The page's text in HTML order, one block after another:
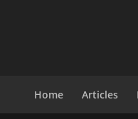
Home Articles